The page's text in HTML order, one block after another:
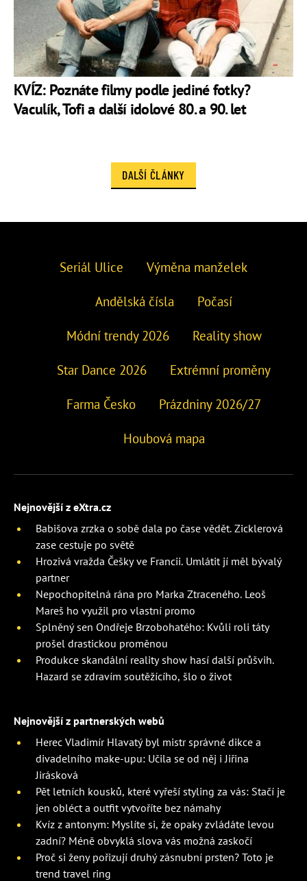
KVÍZ: Poznáte filmy podle jediné fotky?
Vaculík, Tofi a další idolové 80. a 90. let
DALŠÍ ČLÁNKY
Seriál Ulice Výměna manželek
Andělská čísla Počasí
Módní trendy 2026 Reality show
Star Dance 2026 Extrémní proměny
Farma Česko Prázdniny 2026/27
Houbová mapa
Nejnovější z eXtra.cz
Babišova zrzka o sobě dala po čase vědět. Zicklerová
zase cestuje po světě
Hrozivá vražda Češky ve Francii. Umlátit jí měl bývalý
partner
Nepochopitelná rána pro Marka Ztraceného. Leoš
Mareš ho využil pro vlastní promo
Splněný sen Ondřeje Brzobohatého: Kvůli roli táty
prošel drastickou proměnou
Produkce skandální reality show hasí další průšvih.
Hazard se zdravím soutěžícího, šlo o život
Nejnovější z partnerských webů
Herec Vladimír Hlavatý byl mistr správné dikce a
divadelního make-upu: Učila se od něj i Jiřina
Jirásková
Pět letních kousků, které vyřeší styling za vás: Stačí je
jen obléct a outfit vytvoříte bez námahy
Kvíz z antonym: Myslíte si, že opaky zvládáte levou
zadní? Méně obvyklá slova vás možná zaskočí
Proč si ženy pořizují druhý zásnubní prsten? Toto je
trend travel ring